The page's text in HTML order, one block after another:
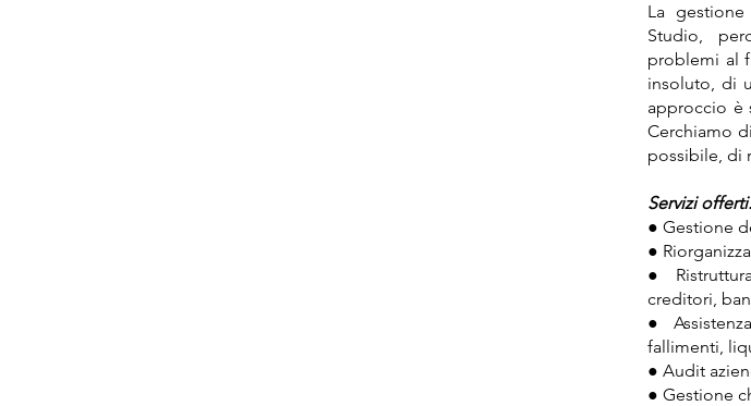
La
Studio,
problemi al
insoluto, di
approccio è
Cerchiamo
possibile, di
Servizi
● Gestione
●
●
creditori,
●
fallimenti,
● Audit
● Gestione